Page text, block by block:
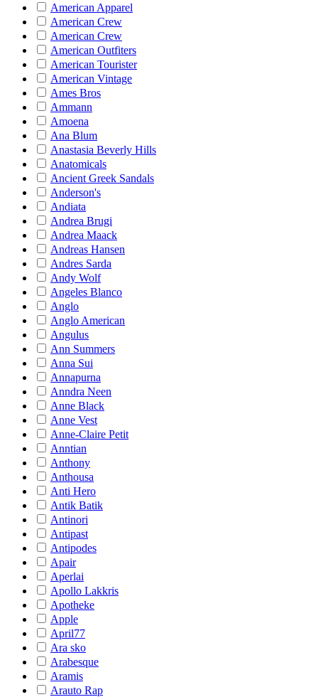
American Apparel
American Crew
American Crew
American Outfiters
American Tourister
American Vintage
Ames Bros
Ammann
Amoena
Ana Blum
Anastasia Beverly Hills
Anatomicals
Ancient Greek Sandals
Anderson's
Andiata
Andrea Brugi
Andrea Maack
Andreas Hansen
Andres Sarda
Andy Wolf
Angeles Blanco
Anglo
Anglo American
Angulus
Ann Summers
Anna Sui
Annapurna
Anndra Neen
Anne Black
Anne Vest
Anne-Claire Petit
Anntian
Anthony
Anthousa
Anti Hero
Antik Batik
Antinori
Antipast
Antipodes
Apair
Aperlai
Apollo Lakkris
Apotheke
Apple
April77
Ara sko
Arabesque
Aramis
Arauto Rap